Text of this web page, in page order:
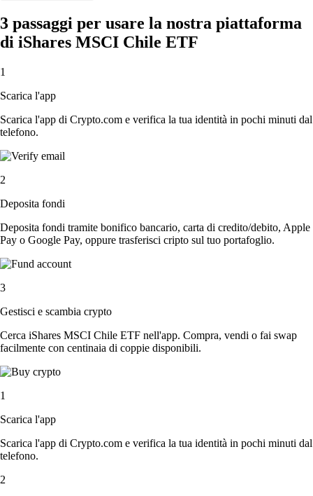
3 passaggi per usare la nostra piattaforma
di iShares MSCI Chile ETF
1
Scarica l'app
Scarica l'app di Crypto.com e verifica la tua identità in pochi minuti dal
telefono.
2
Deposita fondi
Deposita fondi tramite bonifico bancario, carta di credito/debito, Apple
Pay o Google Pay, oppure trasferisci cripto sul tuo portafoglio.
3
Gestisci e scambia crypto
Cerca iShares MSCI Chile ETF nell'app. Compra, vendi o fai swap
facilmente con centinaia di coppie disponibili.
1
Scarica l'app
Scarica l'app di Crypto.com e verifica la tua identità in pochi minuti dal
telefono.
2